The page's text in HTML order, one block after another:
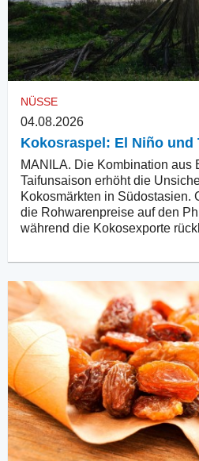
NÜSSE
04.08.2026
Kokosraspel: El Niño und
MANILA. Die Kombination aus
Taifunsaison erhöht die
Kokosmärkten in Südostasien.
die Rohwarenpreise auf den
während die Kokosexporte